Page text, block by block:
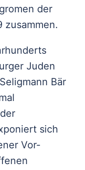
der
zusammen.
Juden
Bär
sich
Vor­